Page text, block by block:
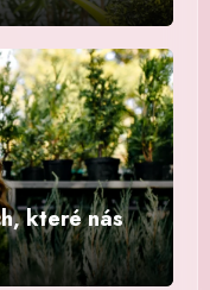
které nás